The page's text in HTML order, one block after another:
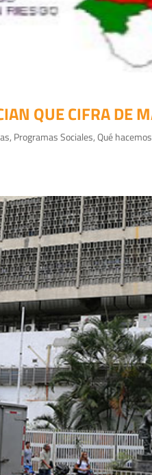
QUE CIFRA DE
, Programas Sociales,Qué hacemos